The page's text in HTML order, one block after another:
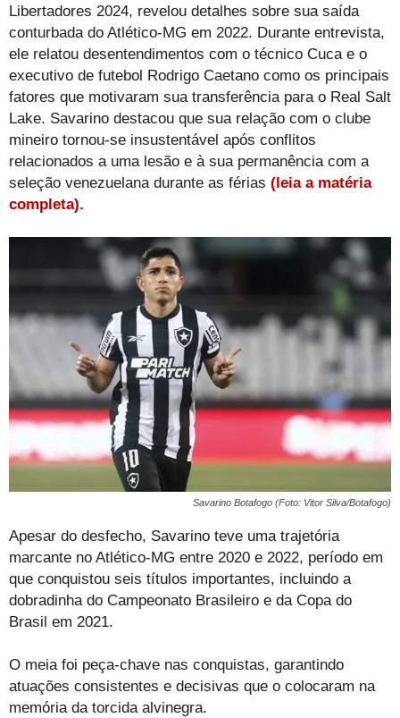
Libertadores 2024, revelou detalhes sobre sua saída
conturbada do Atlético-MG em 2022. Durante entrevista,
ele relatou desentendimentos com o técnico Cuca e o
executivo de futebol Rodrigo Caetano como os principais
fatores que motivaram sua transferência para o Real Salt
Lake. Savarino destacou que sua relação com o clube
mineiro tornou-se insustentável após conflitos
relacionados a uma lesão e à sua permanência com a
seleção venezuelana durante as férias (leia a matéria
completa).
Savarino Botafogo (Foto: Vitor Silva/Botafogo)
Apesar do desfecho, Savarino teve uma trajetória
marcante no Atlético-MG entre 2020 e 2022, período em
que conquistou seis títulos importantes, incluindo a
dobradinha do Campeonato Brasileiro e da Copa do
Brasil em 2021.
O meia foi peça-chave nas conquistas, garantindo
atuações consistentes e decisivas que o colocaram na
memória da torcida alvinegra.